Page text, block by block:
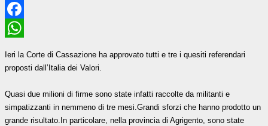
Facebook
Ieri la Corte di Cassazione ha approvato tutti e tre i quesiti referendari
proposti dall’Italia dei Valori.
Quasi due milioni di firme sono state infatti raccolte da militanti e
simpatizzanti in nemmeno di tre mesi. Grandi sforzi che hanno prodotto un
grande risultato. In particolare, nella provincia di Agrigento, sono state